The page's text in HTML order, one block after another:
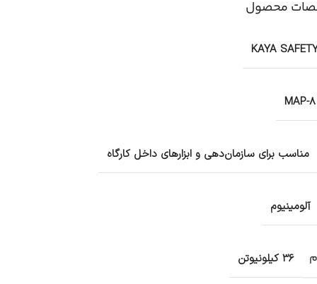
محصول
KAYA
MAP-8
مناسب برای سازمان‌دهی و ابزارهای داخل کارگاه
آلومینیوم
36 کیلونیوتن